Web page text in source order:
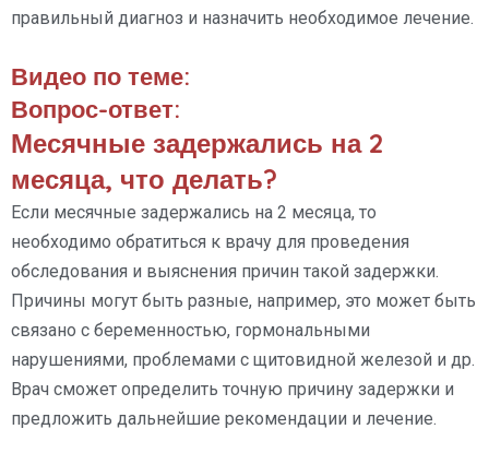
правильный диагноз и назначить необходимое лечение.
Видео по теме:
Вопрос-ответ:
Месячные задержались на 2
месяца, что делать?
Если месячные задержались на 2 месяца, то
необходимо обратиться к врачу для проведения
обследования и выяснения причин такой задержки.
Причины могут быть разные, например, это может быть
связано с беременностью, гормональными
нарушениями, проблемами с щитовидной железой и др.
Врач сможет определить точную причину задержки и
предложить дальнейшие рекомендации и лечение.